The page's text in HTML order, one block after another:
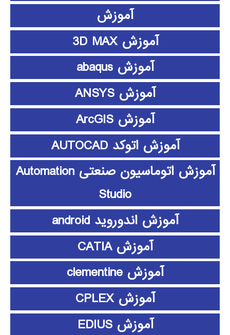
آموزش
آموزش 3D MAX
آموزش abaqus
آموزش ANSYS
آموزش ArcGIS
آموزش اتوکد AUTOCAD
آموزش اتوماسیون صنعتی Automation
Studio
آموزش اندوروید android
آموزش CATIA
آموزش clementine
آموزش CPLEX
آموزش EDIUS